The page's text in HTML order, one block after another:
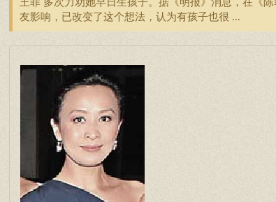
友影响，已改变了这个想法，认为有孩子也很 ...